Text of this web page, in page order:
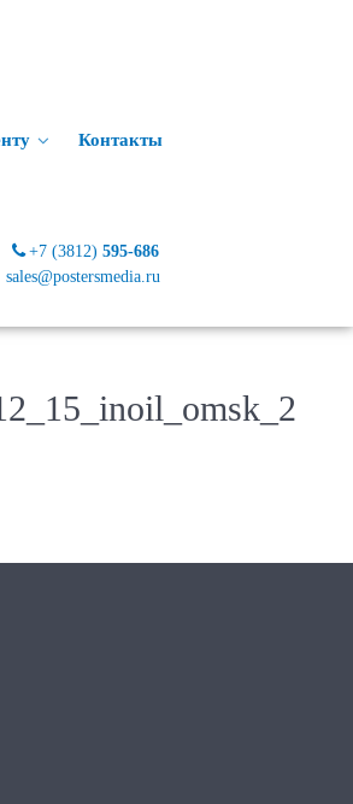
Контакты
+7 (3812)595-686
sales@postersmedia.ru